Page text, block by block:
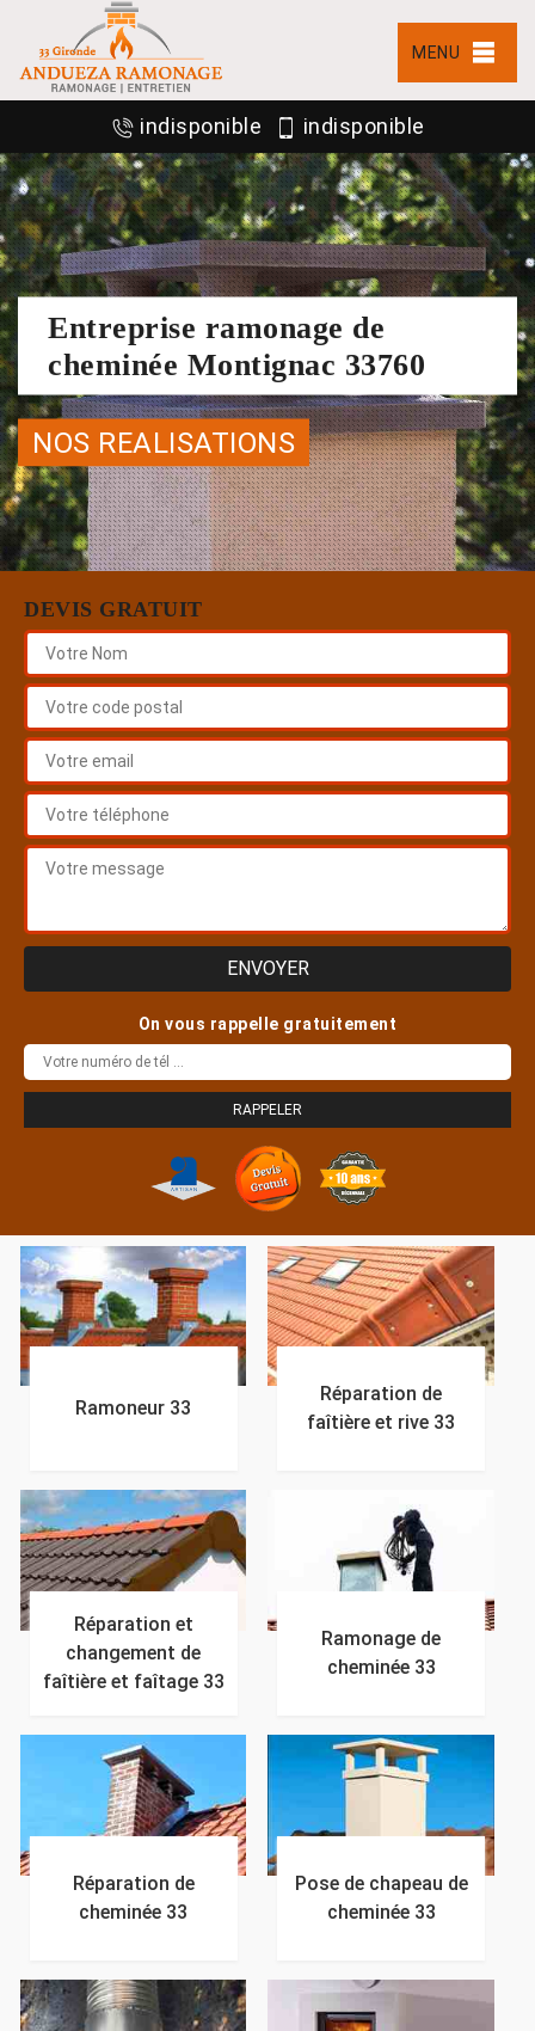
MENU
indisponible indisponible
Entreprise ramonage de
cheminée Montignac 33760
NOS REALISATIONS
DEVIS GRATUIT
On vous rappelle gratuitement
Ramoneur 33
Réparation de
faîtière et rive 33
Réparation et
changement de
faîtière et faîtage 33
Ramonage de
cheminée 33
Réparation de
cheminée 33
Pose de chapeau de
cheminée 33